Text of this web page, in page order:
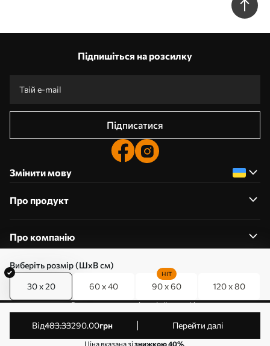
Виберіть розмір (ШхВ см)
30 x 20 60 x 40 90 x 60
HIT
120 x 80
від483.33290.00грн Перейти далі
Ціна вказана зізнижкою 40%.
Підпишіться на розсилку
Підписатися
Змінити мову
Про продукт
Про компанію
0800357223
Редагування дозволів на файли cookie
© 2011-2026 Art-holst. Усі права захищені. Власник:
ТОВ “КЛЄВЄР”. Код ЄДРПОУ: 31780602.